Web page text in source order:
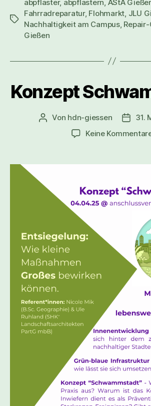
abpflaster, abpflastern, AStA
Fahrradreparatur, Flohmarkt, JLU
Nachhaltigkeit am Campus,
Gießen
Konzept
Von hdn-giessen
31.
Keine